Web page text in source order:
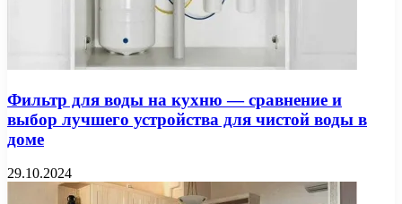
Фильтр для воды на кухню — сравнение и
выбор лучшего устройства для чистой воды в
доме
29.10.2024